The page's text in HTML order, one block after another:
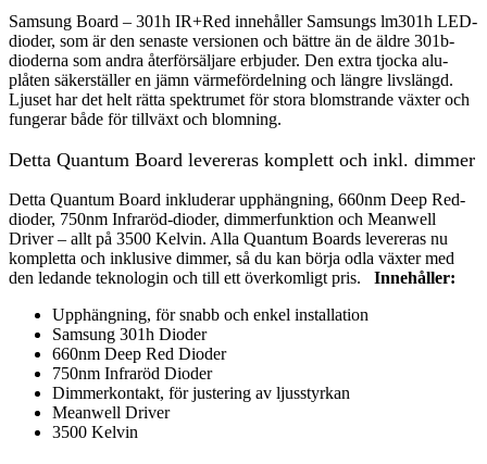
Samsung Board – 301h IR+Red innehåller Samsungs lm301h LED-
dioder, som är den senaste versionen och bättre än de äldre 301b-
dioderna som andra återförsäljare erbjuder. Den extra tjocka alu-
plåten säkerställer en jämn värmefördelning och längre livslängd.
Ljuset har det helt rätta spektrumet för stora blomstrande växter och
fungerar både för tillväxt och blomning.
Detta Quantum Board levereras komplett och inkl. dimmer
Detta Quantum Board inkluderar upphängning, 660nm Deep Red-
dioder, 750nm Infraröd-dioder, dimmerfunktion och Meanwell
Driver – allt på 3500 Kelvin. Alla Quantum Boards levereras nu
kompletta och inklusive dimmer, så du kan börja odla växter med
den ledande teknologin och till ett överkomligt pris.
Innehåller:
Upphängning, för snabb och enkel installation
Samsung 301h Dioder
660nm Deep Red Dioder
750nm Infraröd Dioder
Dimmerkontakt, för justering av ljusstyrkan
Meanwell Driver
3500 Kelvin